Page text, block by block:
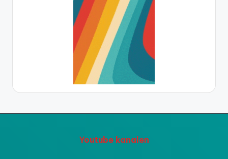
Youtube kanalen